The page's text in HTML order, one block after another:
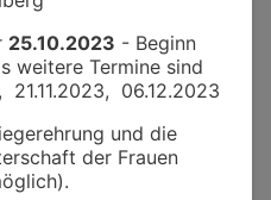
25.10.2023 - Beginn
weitere Termine sind
21.11.2023, 06.12.2023
und die
der Frauen